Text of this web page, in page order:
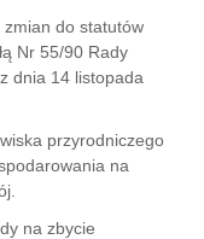
do statutów
Nr 55/90 Rady
dnia 14 listopada
przyrodniczego
na
na zbycie